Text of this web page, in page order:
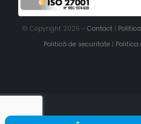
© Copyright 2026 - Contact |
Politică de securitate|